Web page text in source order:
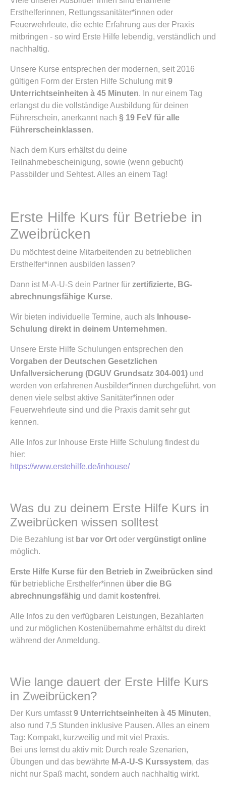
Ersthelferinnen, Rettungssanitäter*innen oder
Feuerwehrleute, die echte Erfahrung aus der Praxis
mitbringen - so wird Erste Hilfe lebendig, verständlich und
nachhaltig.
Unsere Kurse entsprechen der modernen, seit 2016
gültigen Form der Ersten Hilfe Schulung mit 9
Unterrichtseinheiten à 45 Minuten. In nur einem Tag
erlangst du die vollständige Ausbildung für deinen
Führerschein, anerkannt nach § 19 FeV für alle
Führerscheinklassen.
Nach dem Kurs erhältst du deine
Teilnahmebescheinigung, sowie (wenn gebucht)
Passbilder und Sehtest. Alles an einem Tag!
Erste Hilfe Kurs für Betriebe in
Zweibrücken
Du möchtest deine Mitarbeitenden zu betrieblichen
Ersthelfer*innen ausbilden lassen?
Dann ist M-A-U-S dein Partner für zertifizierte, BG-
abrechnungsfähige Kurse.
Wir bieten individuelle Termine, auch als Inhouse-
Schulung direkt in deinem Unternehmen.
Unsere Erste Hilfe Schulungen entsprechen den
Vorgaben der Deutschen Gesetzlichen
Unfallversicherung (DGUV Grundsatz 304-001) und
werden von erfahrenen Ausbilder*innen durchgeführt, von
denen viele selbst aktive Sanitäter*innen oder
Feuerwehrleute sind und die Praxis damit sehr gut
kennen.
Alle Infos zur Inhouse Erste Hilfe Schulung findest du
hier:
https://www.erstehilfe.de/inhouse/
Was du zu deinem Erste Hilfe Kurs in
Zweibrücken wissen solltest
Die Bezahlung ist bar vor Ort oder vergünstigt online
möglich.
Erste Hilfe Kurse für den Betrieb in Zweibrücken sind
für betriebliche Ersthelfer*innen über die BG
abrechnungsfähig und damit kostenfrei.
Alle Infos zu den verfügbaren Leistungen, Bezahlarten
und zur möglichen Kostenübernahme erhältst du direkt
während der Anmeldung.
Wie lange dauert der Erste Hilfe Kurs
in Zweibrücken?
Der Kurs umfasst 9 Unterrichtseinheiten à 45 Minuten,
also rund 7,5 Stunden inklusive Pausen. Alles an einem
Tag: Kompakt, kurzweilig und mit viel Praxis.
Bei uns lernst du aktiv mit: Durch reale Szenarien,
Übungen und das bewährte M-A-U-S Kurssystem, das
nicht nur Spaß macht, sondern auch nachhaltig wirkt.